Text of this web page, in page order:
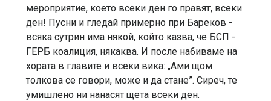
мероприятие, което всеки ден го правят, всеки
ден! Пусни и гледай примерно при Бареков -
всяка сутрин има някой, който казва, че БСП -
ГЕРБ коалиция, някаква. И после набиваме на
хората в главите и всеки вика: „Ами щом
толкова се говори, може и да стане”. Сиреч, те
умишлено ни нанасят щета всеки ден.